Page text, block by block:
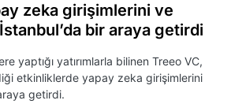
zeka girişimlerini ve
İstanbul’da bir araya getirdi
yaptığı yatırımlarla bilinen Treeo VC,
etkinliklerde yapay zeka girişimlerini
getirdi.